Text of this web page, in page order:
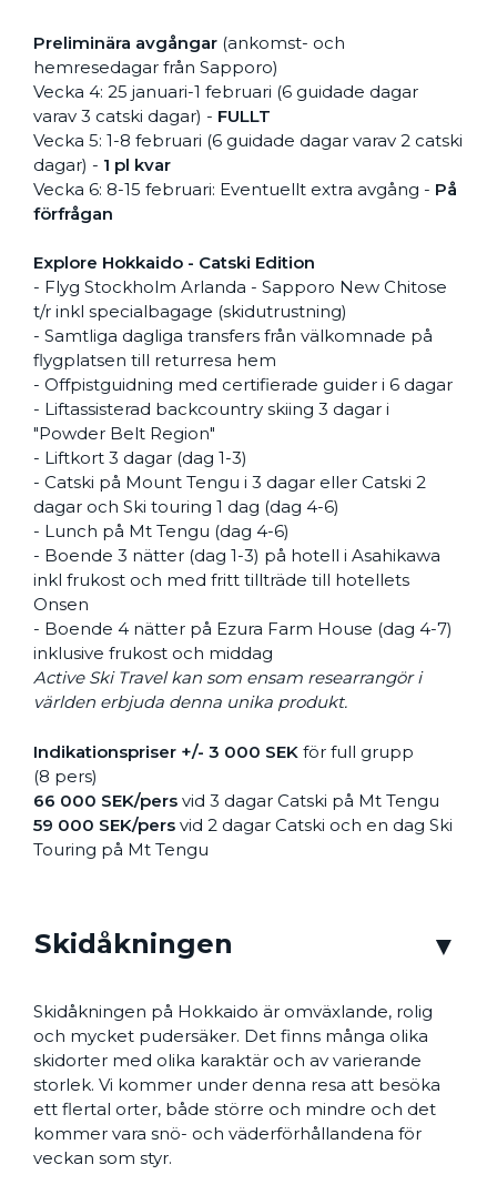
Preliminära avgångar (ankomst- och
hemresedagar från Sapporo)
Vecka 4: 25 januari-1 februari (6 guidade dagar
varav 3 catski dagar) - FULLT
Vecka 5: 1-8 februari (6 guidade dagar varav 2 catski
dagar) - 1 pl kvar
Vecka 6: 8-15 februari: Eventuellt extra avgång - På
förfrågan
Explore Hokkaido - Catski Edition
- Flyg Stockholm Arlanda - Sapporo New Chitose
t/r inkl specialbagage (skidutrustning)
- Samtliga dagliga transfers från välkomnade på
flygplatsen till returresa hem
- Offpistguidning med certifierade guider i 6 dagar
- Liftassisterad backcountry skiing 3 dagar i
"Powder Belt Region"
- Liftkort 3 dagar (dag 1-3)
- Catski på Mount Tengu i 3 dagar eller Catski 2
dagar och Ski touring 1 dag (dag 4-6)
- Lunch på Mt Tengu (dag 4-6)
- Boende 3 nätter (dag 1-3) på hotell i Asahikawa
inkl frukost och med fritt tillträde till hotellets
Onsen
- Boende 4 nätter på Ezura Farm House (dag 4-7)
inklusive frukost och middag
Active Ski Travel kan som ensam researrangör i
världen erbjuda denna unika produkt.
Indikationspriser +/- 3 000 SEK för full grupp
(8 pers)
66 000 SEK/pers vid 3 dagar Catski på Mt Tengu
59 000 SEK/pers vid 2 dagar Catski och en dag Ski
Touring på Mt Tengu
Skidåkningen
Skidåkningen på Hokkaido är omväxlande, rolig
och mycket pudersäker. Det finns många olika
skidorter med olika karaktär och av varierande
storlek. Vi kommer under denna resa att besöka
ett flertal orter, både större och mindre och det
kommer vara snö- och väderförhållandena för
veckan som styr.